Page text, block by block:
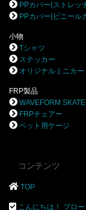
PPカバー(ストレッ
PPカバー(ビニール
小物
Tシャツ
ステッカー
オリジナルミニカー
FRP製品
WAVEFORM
FRPチェアー
ペット用ケージ
コンテンツ
TOP
こんにちは！ ブロー